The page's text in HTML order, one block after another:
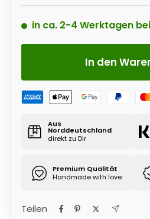
in ca. 2-4 Werktagen
In den
Aus
Norddeutschland
direkt zu Dir
Premium Qualität
Handmade with love
Teilen